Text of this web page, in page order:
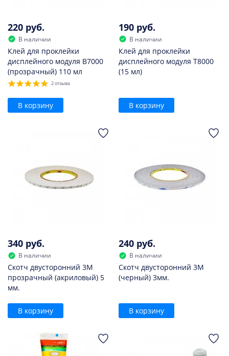
220 руб.
В наличии
Клей для проклейки
дисплейного модуля B7000
(прозрачный) 110 мл
2 отзыва
В корзину
190 руб.
В наличии
Клей для проклейки
дисплейного модуля T8000
(15 мл)
В корзину
340 руб.
В наличии
Скотч двусторонний 3M
прозрачный (акриловый) 5
мм.
В корзину
240 руб.
В наличии
Скотч двусторонний 3M
(черный) 3мм.
В корзину